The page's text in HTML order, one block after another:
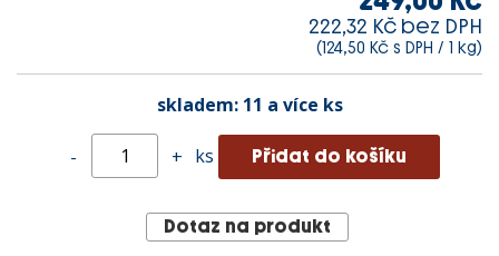
222,32 Kč bez DPH
(124,50 Kč s DPH / 1 kg)
skladem: 11 a více ks
- + ks
Dotaz na produkt